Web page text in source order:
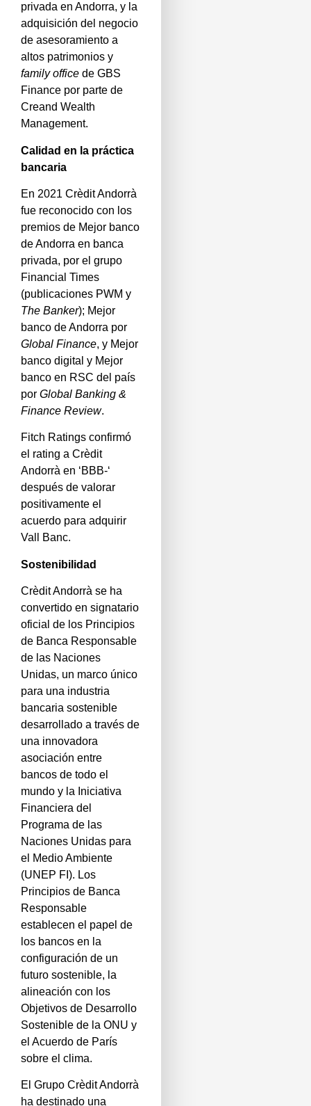
privada en Andorra, y la
adquisición del negocio
de asesoramiento a
altos patrimonios y
family office de GBS
Finance por parte de
Creand Wealth
Management.
Calidad en la práctica
bancaria
En 2021 Crèdit Andorrà
fue reconocido con los
premios de Mejor banco
de Andorra en banca
privada, por el grupo
Financial Times
(publicaciones PWM y
The Banker); Mejor
banco de Andorra por
Global Finance, y Mejor
banco digital y Mejor
banco en RSC del país
por Global Banking &
Finance Review.
Fitch Ratings confirmó
el rating a Crèdit
Andorrà en ‘BBB-‘
después de valorar
positivamente el
acuerdo para adquirir
Vall Banc.
Sostenibilidad
Crèdit Andorrà se ha
convertido en signatario
oficial de los Principios
de Banca Responsable
de las Naciones
Unidas, un marco único
para una industria
bancaria sostenible
desarrollado a través de
una innovadora
asociación entre
bancos de todo el
mundo y la Iniciativa
Financiera del
Programa de las
Naciones Unidas para
el Medio Ambiente
(UNEP FI). Los
Principios de Banca
Responsable
establecen el papel de
los bancos en la
configuración de un
futuro sostenible, la
alineación con los
Objetivos de Desarrollo
Sostenible de la ONU y
el Acuerdo de París
sobre el clima.
El Grupo Crèdit Andorrà
ha destinado una